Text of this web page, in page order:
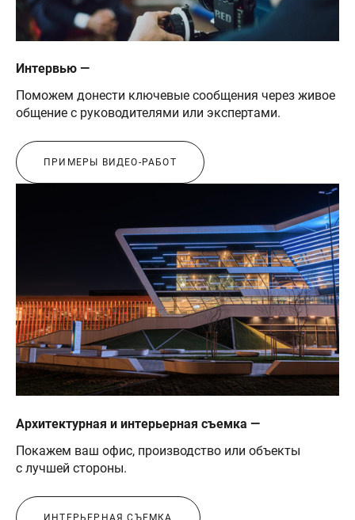
Интервью —
Поможем донести ключевые сообщения через живое
общение с руководителями или экспертами.
ПРИМЕРЫ ВИДЕО-РАБОТ
Архитектурная и интерьерная съемка —
Покажем ваш офис, производство или объекты
с лучшей стороны.
ИНТЕРЬЕРНАЯ СЪЕМКА